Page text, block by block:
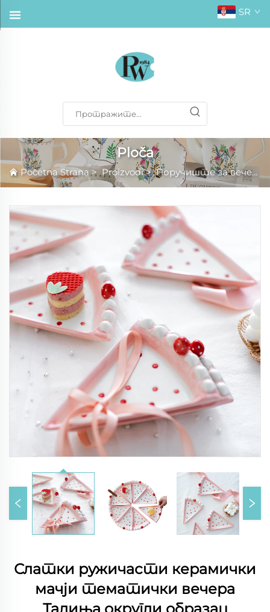
SR
Ploča
Početna Strana>Proizvodi>Поручиште за вечеру
Слатки ружичасти керамички
мачји тематички вечера